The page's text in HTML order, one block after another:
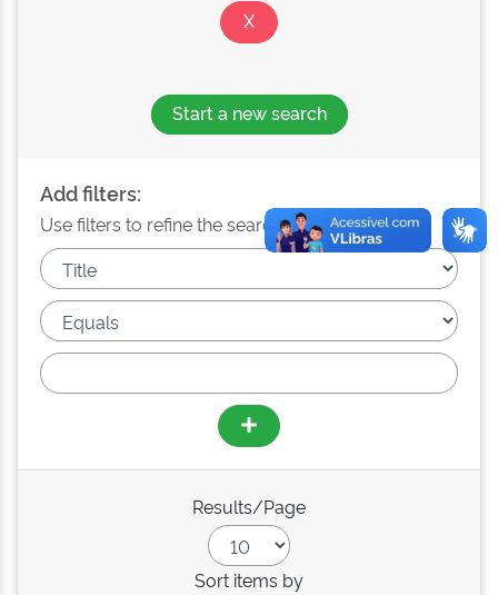
Start a new search
Add filters:
Use filters to refine the search results.
Results/Page
Sort items by